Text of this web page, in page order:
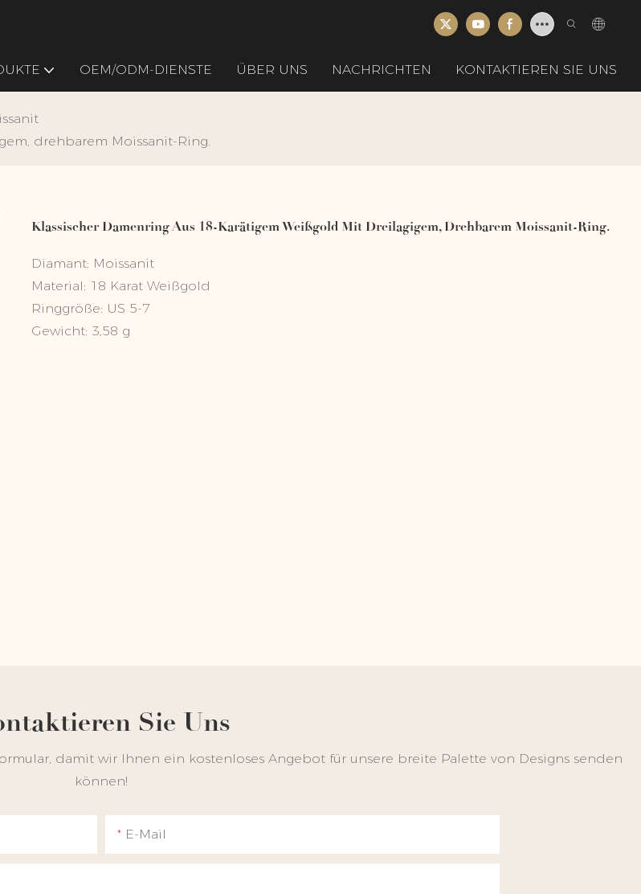
OEM/ODM-DIENSTE ÜBER UNS NACHRICHTEN KONTAKTIEREN SIE UNS
drehbarem Moissanit-Ring.
Klassischer Damenring Aus 18-Karätigem Weißgold Mit Dreilagigem, Drehbarem Moissanit-Ring.
Diamant: Moissanit
Material: 18 Karat Weißgold
Ringgröße: US 5-7
Gewicht: 3,58 g
Sie Uns
damit wir Ihnen ein kostenloses Angebot für unsere breite Palette von Designs senden
können!
E-Mail